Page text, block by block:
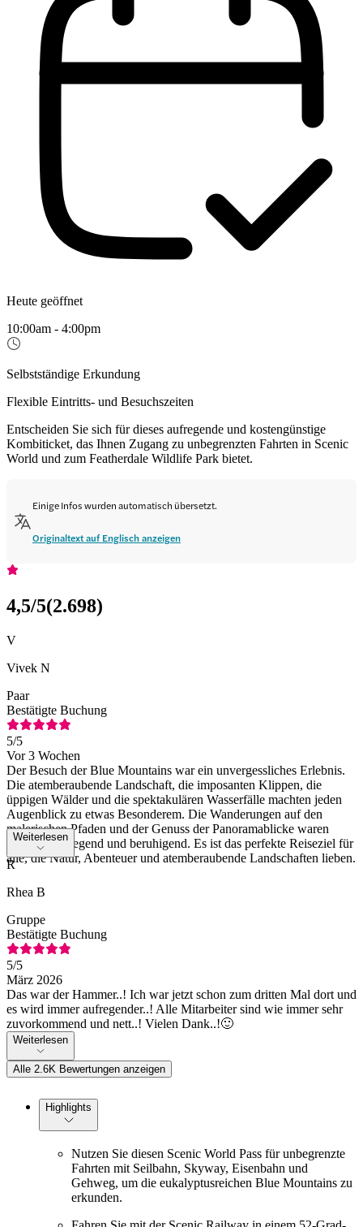
Heute geöffnet
10:00am - 4:00pm
Selbstständige Erkundung
Flexible Eintritts- und Besuchszeiten
Entscheiden Sie sich für dieses aufregende und kostengünstige
Kombiticket, das Ihnen Zugang zu unbegrenzten Fahrten in Scenic
World und zum Featherdale Wildlife Park bietet.
Einige Infos wurden automatisch übersetzt.
Originaltext auf Englisch anzeigen
4,5/5(2.698)
V
Vivek N
Paar
Bestätigte Buchung
5/5
Vor 3 Wochen
Der Besuch der Blue Mountains war ein unvergessliches Erlebnis.
Die atemberaubende Landschaft, die imposanten Klippen, die
üppigen Wälder und die spektakulären Wasserfälle machten jeden
Augenblick zu etwas Besonderem. Die Wanderungen auf den
malerischen Pfaden und der Genuss der Panoramablicke waren
zugleich aufregend und beruhigend. Es ist das perfekte Reiseziel für
alle, die Natur, Abenteuer und atemberaubende Landschaften lieben.
Weiterlesen
R
Rhea B
Gruppe
Bestätigte Buchung
5/5
März 2026
Das war der Hammer..! Ich war jetzt schon zum dritten Mal dort und
es wird immer aufregender..! Alle Mitarbeiter sind wie immer sehr
zuvorkommend und nett..! Vielen Dank..!🙂
Weiterlesen
Alle 2.6K Bewertungen anzeigen
Highlights
Nutzen Sie diesen Scenic World Pass für unbegrenzte
Fahrten mit Seilbahn, Skyway, Eisenbahn und
Gehweg, um die eukalyptusreichen Blue Mountains zu
erkunden.